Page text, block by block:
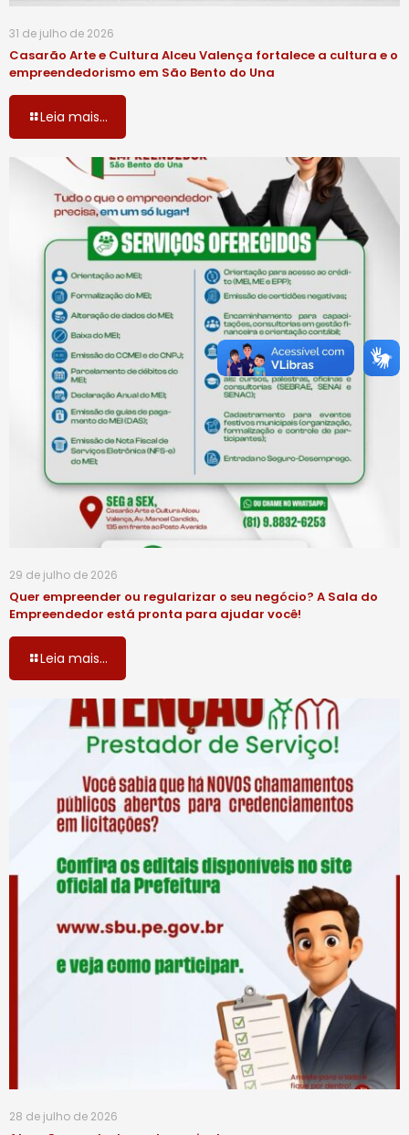
31 de julho de 2026
Casarão Arte e Cultura Alceu Valença fortalece a cultura e o
empreendedorismo em São Bento do Una
Leia mais...
29 de julho de 2026
Quer empreender ou regularizar o seu negócio? A Sala do
Empreendedor está pronta para ajudar você!
Leia mais...
28 de julho de 2026